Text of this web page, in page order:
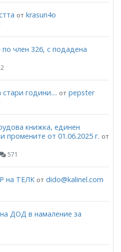
от krasun4o
член 326, с подадена
години.... от pepster
книжка, единен
промените от 01.06.2025 г. от
571
на ТЕЛК от dido@kalinel.com
ДОД в намаление за